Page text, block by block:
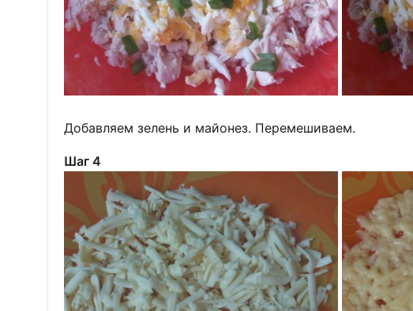
Добавляем зелень и майонез. Перемешиваем.
Шаг 4